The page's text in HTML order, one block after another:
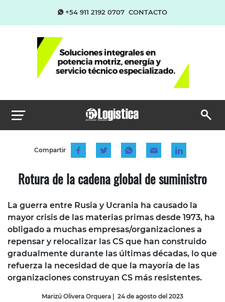
+54 911 2192 0707 CONTACTO
Compartir
Rotura de la cadena global de suministro
La guerra entre Rusia y Ucrania ha causado la
mayor crisis de las materias primas desde 1973, ha
obligado a muchas empresas/organizaciones a
repensar y relocalizar las CS que han construido
gradualmente durante las últimas décadas, lo que
refuerza la necesidad de que la mayoría de las
organizaciones construyan CS más resistentes.
Marizú Olivera Orquera | 24 de agosto del 2023